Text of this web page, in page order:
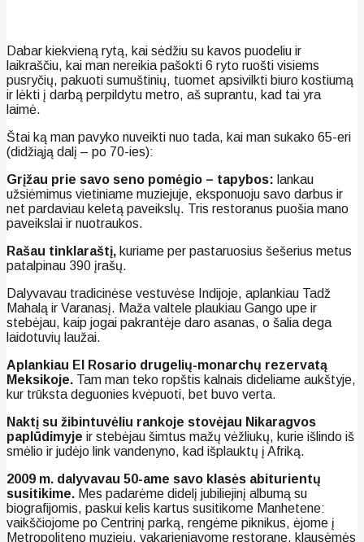
Dabar kiekvieną rytą, kai sėdžiu su kavos puodeliu ir
laikraščiu, kai man nereikia pašokti 6 ryto ruošti visiems
pusryčių, pakuoti sumuštinių, tuomet apsivilkti biuro kostiumą
ir lėkti į darbą perpildytu metro, aš suprantu, kad tai yra
laimė.
Štai ką man pavyko nuveikti nuo tada, kai man sukako 65-eri
(didžiąją dalį – po 70-ies):
Grįžau prie savo seno pomėgio – tapybos: lankau
užsiėmimus vietiniame muziejuje, eksponuoju savo darbus ir
net pardaviau keletą paveikslų. Tris restoranus puošia mano
paveikslai ir nuotraukos.
Rašau tinklaraštį, kuriame per pastaruosius šešerius metus
patalpinau 390 įrašų.
Dalyvavau tradicinėse vestuvėse Indijoje, aplankiau Tadž
Mahalą ir Varanasį. Maža valtele plaukiau Gango upe ir
stebėjau, kaip jogai pakrantėje daro asanas, o šalia dega
laidotuvių laužai.
Aplankiau El Rosario drugelių-monarchų rezervatą
Meksikoje. Tam man teko ropštis kalnais dideliame aukštyje,
kur trūksta deguonies kvėpuoti, bet buvo verta.
Naktį su žibintuvėliu rankoje stovėjau Nikaragvos
paplūdimyje ir stebėjau šimtus mažų vėžliukų, kurie išlindo iš
smėlio ir judėjo link vandenyno, kad išplauktų į Afriką.
2009 m. dalyvavau 50-ame savo klasės abiturientų
susitikime. Mes padarėme didelį jubiliejinį albumą su
biografijomis, paskui kelis kartus susitikome Manhetene:
vaikščiojome po Centrinį parką, rengėme piknikus, ėjome į
Metropoliteno muziejų, vakarieniavome restorane, klausėmės